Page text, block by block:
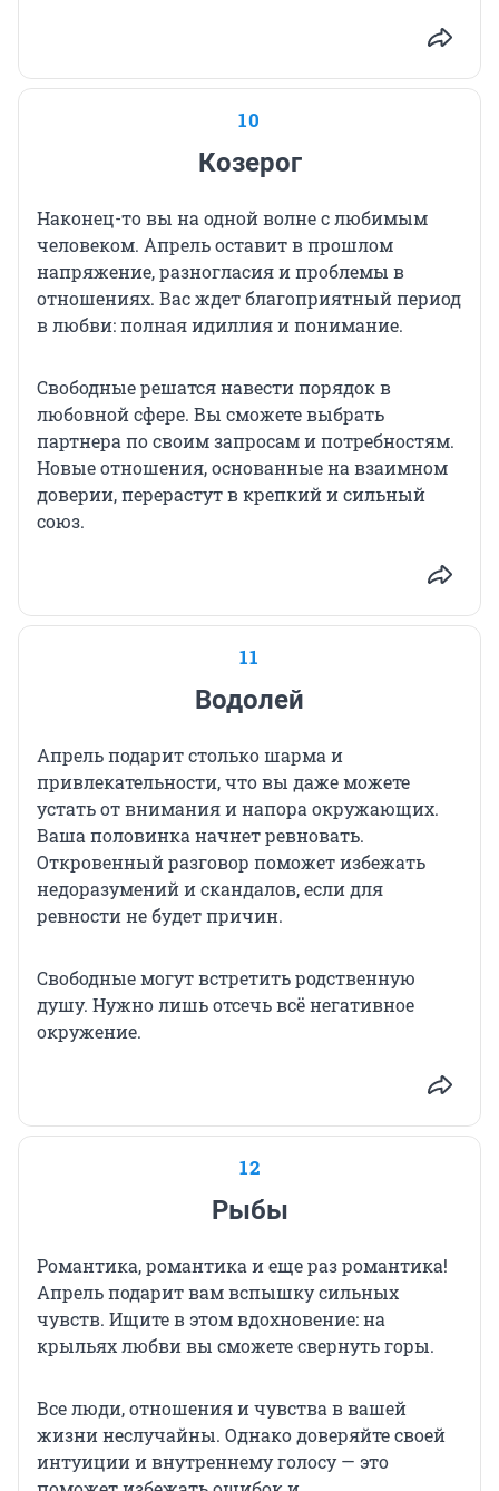
10
Козерог
Наконец-то вы на одной волне с любимым
человеком. Апрель оставит в прошлом
напряжение, разногласия и проблемы в
отношениях. Вас ждет благоприятный период
в любви: полная идиллия и понимание.
Свободные решатся навести порядок в
любовной сфере. Вы сможете выбрать
партнера по своим запросам и потребностям.
Новые отношения, основанные на взаимном
доверии, перерастут в крепкий и сильный
союз.
11
Водолей
Апрель подарит столько шарма и
привлекательности, что вы даже можете
устать от внимания и напора окружающих.
Ваша половинка начнет ревновать.
Откровенный разговор поможет избежать
недоразумений и скандалов, если для
ревности не будет причин.
Свободные могут встретить родственную
душу. Нужно лишь отсечь всё негативное
окружение.
12
Рыбы
Романтика, романтика и еще раз романтика!
Апрель подарит вам вспышку сильных
чувств. Ищите в этом вдохновение: на
крыльях любви вы сможете свернуть горы.
Все люди, отношения и чувства в вашей
жизни неслучайны. Однако доверяйте своей
интуиции и внутреннему голосу — это